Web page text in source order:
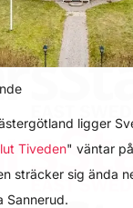
ligger
Tiveden" väntar
sträcker sig ända
Sannerud.